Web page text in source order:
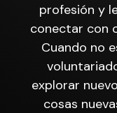
profesión y
conectar con
Cuando no
explorar
cosas